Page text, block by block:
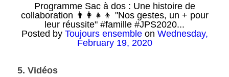
Programme Sac à dos : Une histoire de
collaboration 👨‍👩‍👧‍👦 "Nos gestes, un + pour
leur réussite" #famille #JPS2020...
Posted by Toujours ensembleon Wednesday,
February 19, 2020
5. Vidéos